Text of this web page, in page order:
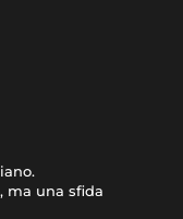
ma una sfida